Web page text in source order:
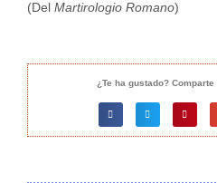
(Del Martirologio Romano)
¿Te ha gustado?